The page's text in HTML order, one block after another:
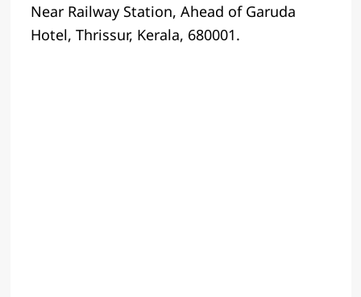
Near Railway Station, Ahead of Garuda
Hotel, Thrissur, Kerala, 680001.